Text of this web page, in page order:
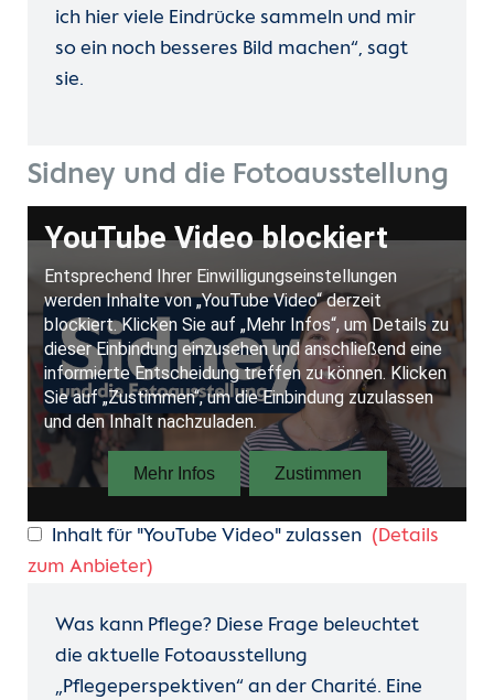
ich hier viele Eindrücke sammeln und mir
so ein noch besseres Bild machen“, sagt
sie.
Sidney und die Fotoausstellung
Was kann Pflege? Diese Frage beleuchtet
die aktuelle Fotoausstellung
„Pflegeperspektiven“ an der Charité. Eine
Inhalt für "YouTube Video" zulassen (Details
zum Anbieter)